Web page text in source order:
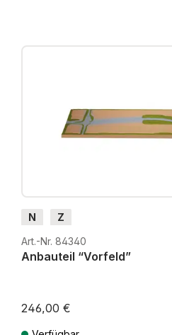
N
Z
Art.-Nr. 84340
Anbauteil “Vorfeld”
246,00 €